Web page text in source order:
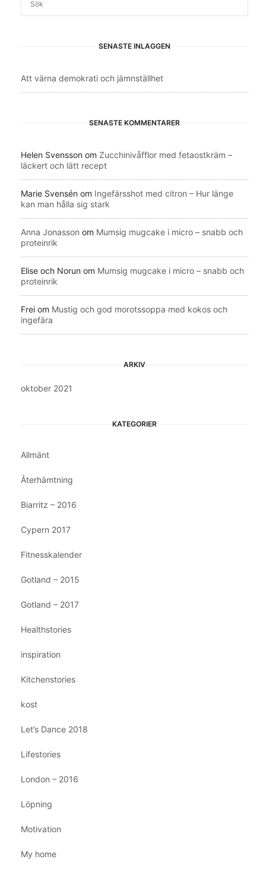
SENASTE INLÄGGEN
Att värna demokrati och jämnställhet
SENASTE KOMMENTARER
Helen Svensson om Zucchinivåfflor med fetaostkräm –
läckert och lätt recept
Marie Svensén om Ingefärsshot med citron – Hur länge
kan man hålla sig stark
Anna Jonasson om Mumsig mugcake i micro – snabb och
proteinrik
Elise och Norun om Mumsig mugcake i micro – snabb och
proteinrik
Frei om Mustig och god morotssoppa med kokos och
ingefära
ARKIV
oktober 2021
KATEGORIER
Allmänt
Återhämtning
Biarritz – 2016
Cypern 2017
Fitnesskalender
Gotland – 2015
Gotland – 2017
Healthstories
inspiration
Kitchenstories
kost
Let’s Dance 2018
Lifestories
London – 2016
Löpning
Motivation
My home